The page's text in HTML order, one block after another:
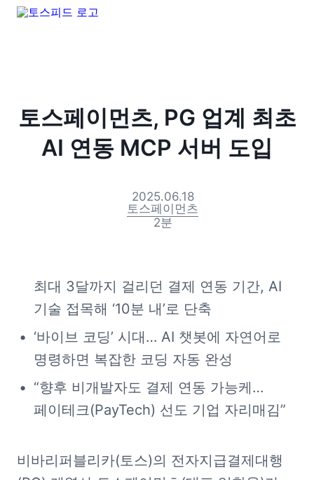
토스페이먼츠, PG 업계 최초
AI 연동 MCP 서버 도입
2025.06.18
토스페이먼츠
2분
최대 3달까지 걸리던 결제 연동 기간, AI
기술 접목해 ‘10분 내’로 단축
‘바이브 코딩’ 시대… AI 챗봇에 자연어로
명령하면 복잡한 코딩 자동 완성
“향후 비개발자도 결제 연동 가능케…
페이테크(PayTech) 선도 기업 자리매김”
비바리퍼블리카(토스)의 전자지급결제대행